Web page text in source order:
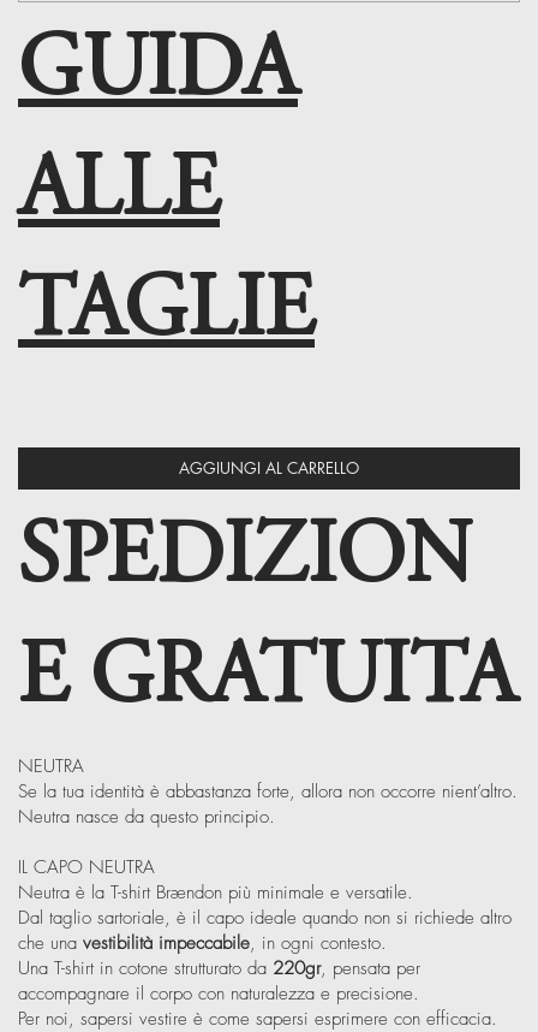
NEUTRA
Se la tua identità è abbastanza forte, allora non occorre nient’altro.
Neutra nasce da questo principio.
IL CAPO NEUTRA
Neutra è la T-shirt Brændon più minimale e versatile.
Dal taglio sartoriale, è il capo ideale quando non si richiede altro
che una vestibilità impeccabile, in ogni contesto.
Una T-shirt in cotone strutturato da 220gr, pensata per
accompagnare il corpo con naturalezza e precisione.
Per noi, sapersi vestire è come sapersi esprimere con efficacia.
AGGIUNGI AL CARRELLO
GUIDA
ALLE
TAGLIE
SPEDIZION
E GRATUITA